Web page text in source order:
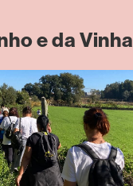
e da Vinha